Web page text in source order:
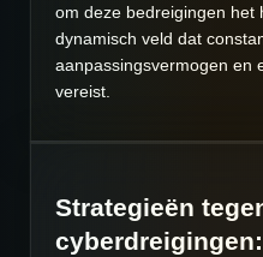
om deze bedreigingen het
dynamisch veld dat
aanpassingsvermogen en
vereist.
Strategieën